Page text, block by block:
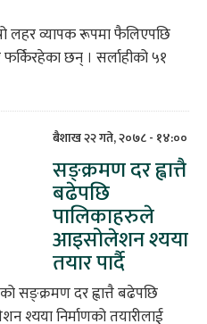
लहर व्यापक रूपमा फैलिएपछि
फर्किरहेका छन् । सर्लाहीको ५१
बैशाख २२ गते, २०७८ - १४:००
सङ्क्रमण दर ह्वात्तै
बढेपछि
पालिकाहरुले
आइसोलेशन श्यया
तयार पार्दै
सङ्क्रमण दर ह्वात्तै बढेपछि
श्यया निर्माणको तयारीलाई